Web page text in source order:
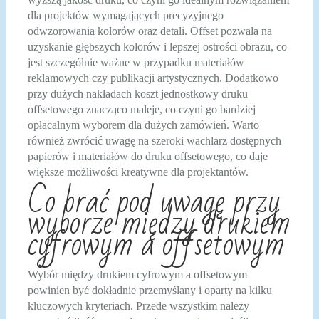
dla projektów wymagających precyzyjnego
odwzorowania kolorów oraz detali. Offset pozwala na
uzyskanie głębszych kolorów i lepszej ostrości obrazu, co
jest szczególnie ważne w przypadku materiałów
reklamowych czy publikacji artystycznych. Dodatkowo
przy dużych nakładach koszt jednostkowy druku
offsetowego znacząco maleje, co czyni go bardziej
opłacalnym wyborem dla dużych zamówień. Warto
również zwrócić uwagę na szeroki wachlarz dostępnych
papierów i materiałów do druku offsetowego, co daje
większe możliwości kreatywne dla projektantów.
Co brać pod uwagę przy
wyborze między drukiem
cyfrowym a offsetowym
Wybór między drukiem cyfrowym a offsetowym
powinien być dokładnie przemyślany i oparty na kilku
kluczowych kryteriach. Przede wszystkim należy